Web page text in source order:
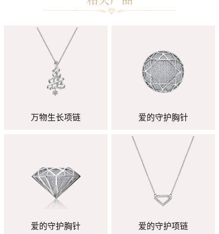
万物生长项链 爱的守护胸针
爱的守护胸针 爱的守护项链